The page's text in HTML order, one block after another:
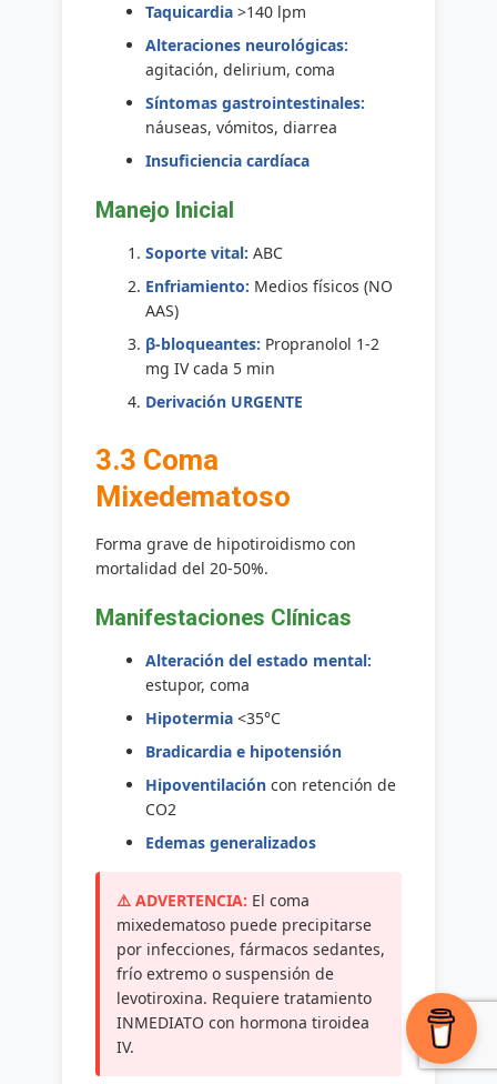
Taquicardia>140 lpm
Alteraciones neurológicas:
agitación, delirium, coma
Síntomas gastrointestinales:
náuseas, vómitos, diarrea
Insuficiencia cardíaca
Manejo Inicial
Soporte vital: ABC
Enfriamiento: Medios físicos (NO
AAS)
β-bloqueantes: Propranolol 1-2
mg IV cada 5 min
Derivación URGENTE
3.3 Coma
Mixedematoso
Forma grave de hipotiroidismo con
mortalidad del 20-50%.
Manifestaciones Clínicas
Alteración del estado mental:
estupor, coma
Hipotermia<35°C
Bradicardia e hipotensión
Hipoventilacióncon retención de
CO2
Edemas generalizados
El coma
mixedematoso puede precipitarse
por infecciones, fármacos sedantes,
frío extremo o suspensión de
levotiroxina. Requiere tratamiento
INMEDIATO con hormona tiroidea
IV.